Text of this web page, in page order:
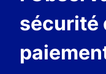
sécurité